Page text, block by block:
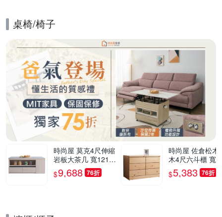
桌椅/椅子
時尚屋 莫克4尺伸縮
岩板大茶几 寬121x
深60x高52.6公分-台
灣製/免組裝/茶几
$9,688 76折
時尚屋 佐倉松木實
木4尺六斗櫃 寬
深58x高76cm
$5,383 76折